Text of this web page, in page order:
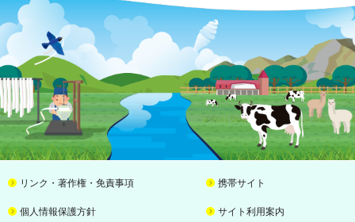
リンク・著作権・免責事項 携帯サイト
個人情報保護方針 サイト利用案内